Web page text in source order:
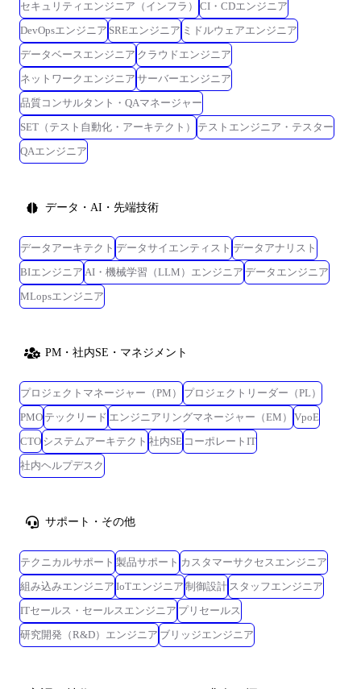
セキュリティエンジニア（インフラ）
CI・CDエンジニア
DevOpsエンジニア SREエンジニア ミドルウェアエンジニア
データベースエンジニア クラウドエンジニア
ネットワークエンジニア サーバーエンジニア
品質コンサルタント・QAマネージャー
SET（テスト自動化・アーキテクト）
テストエンジニア・テスター
QAエンジニア
データ・AI・先端技術
データアーキテクト データサイエンティスト データアナリスト
BIエンジニア AI・機械学習（LLM）エンジニア データエンジニア
MLopsエンジニア
PM・社内SE・マネジメント
プロジェクトマネージャー（PM）
プロジェクトリーダー（PL）
PMO テックリード エンジニアリングマネージャー（EM）
VpoE
CTO システムアーキテクト 社内SE コーポレートIT
社内ヘルプデスク
サポート・その他
テクニカルサポート 製品サポート カスタマーサクセスエンジニア
組み込みエンジニア IoTエンジニア 制御設計 スタッフエンジニア
ITセールス・セールスエンジニア プリセールス
研究開発（R&D）エンジニア ブリッジエンジニア